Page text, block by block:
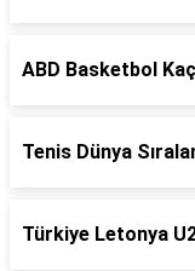
ABD Basketbol
Tenis Dünya
Türkiye Letonya